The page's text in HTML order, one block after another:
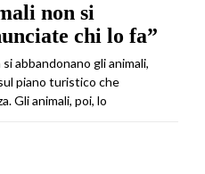
non si
chi lo fa”
abbandonano gli animali,
piano turistico che
Gli animali, poi, lo